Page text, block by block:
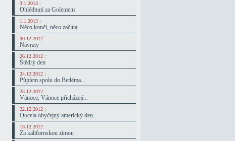
3.1.2013 :
Ohlédnutí za Golemem
1.1.2013 :
Něco končí, něco začíná
30.12.2012 :
Návraty
26.12.2012 :
Štědrý den
24.12.2012 :
Půjdem spolu do Betléma...
23.12.2012 :
Vánoce, Vánoce přicházejí...
22.12.2012 :
Docela obyčejný americký den...
18.12.2012 :
Za kalifornskou zimou